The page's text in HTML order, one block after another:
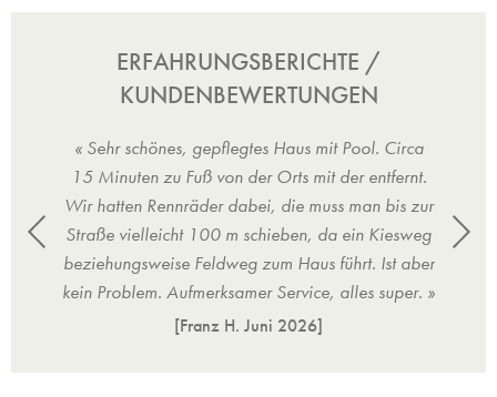
ERFAHRUNGSBERICHTE /
KUNDENBEWERTUNGEN
« Sehr schönes, gepflegtes Haus mit Pool. Circa
15 Minuten zu Fuß von der Orts mit der entfernt.
Wir hatten Rennräder dabei, die muss man bis zur
Straße vielleicht 100 m schieben, da ein Kiesweg
beziehungsweise Feldweg zum Haus führt. Ist aber
kein Problem. Aufmerksamer Service, alles super. »
[Franz H.Juni 2026]